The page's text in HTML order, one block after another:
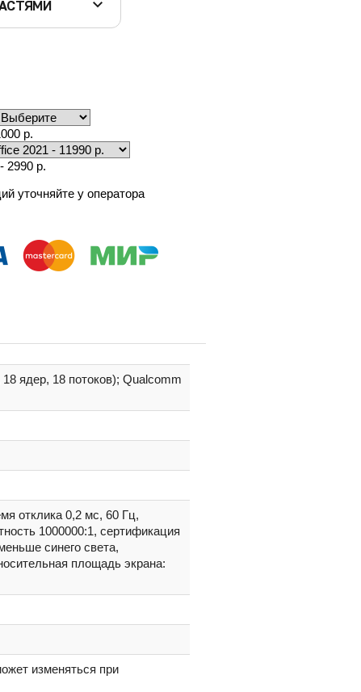
р.
2990 р.
уточняйте у оператора
ядер, 18 потоков); Qualcomm
отклика 0,2 мс, 60 Гц,
1000000:1, сертификация
синего света,
площадь экрана:
изменяться при